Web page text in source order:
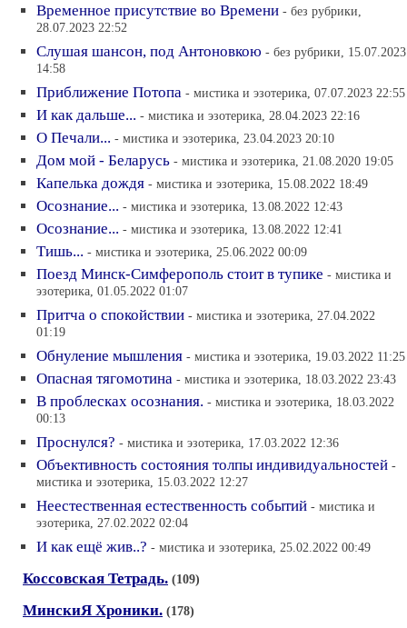
Временное присутствие во Времени - без рубрики,
28.07.2023 22:52
Слушая шансон, под Антоновкою - без рубрики, 15.07.2023
14:58
Приближение Потопа - мистика и эзотерика, 07.07.2023 22:55
И как дальше... - мистика и эзотерика, 28.04.2023 22:16
О Печали... - мистика и эзотерика, 23.04.2023 20:10
Дом мой - Беларусь - мистика и эзотерика, 21.08.2020 19:05
Капелька дождя - мистика и эзотерика, 15.08.2022 18:49
Осознание... - мистика и эзотерика, 13.08.2022 12:43
Осознание... - мистика и эзотерика, 13.08.2022 12:41
Тишь... - мистика и эзотерика, 25.06.2022 00:09
Поезд Минск-Симферополь стоит в тупике - мистика и
эзотерика, 01.05.2022 01:07
Притча о спокойствии - мистика и эзотерика, 27.04.2022
01:19
Обнуление мышления - мистика и эзотерика, 19.03.2022 11:25
Опасная тягомотина - мистика и эзотерика, 18.03.2022 23:43
В проблесках осознания. - мистика и эзотерика, 18.03.2022
00:13
Проснулся? - мистика и эзотерика, 17.03.2022 12:36
Объективность состояния толпы индивидуальностей -
мистика и эзотерика, 15.03.2022 12:27
Неестественная естественность событий - мистика и
эзотерика, 27.02.2022 02:04
И как ещё жив..? - мистика и эзотерика, 25.02.2022 00:49
Коссовская Тетрадь. (109)
МинскиЯ Хроники. (178)